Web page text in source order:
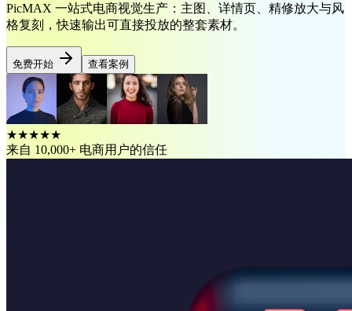
PicMAX 一站式电商视觉生产：主图、详情页、精修放大与风
格复刻，快速输出可直接投放的整套素材。
免费开始 查看案例
★★★★★
来自 10,000+ 电商用户的信任